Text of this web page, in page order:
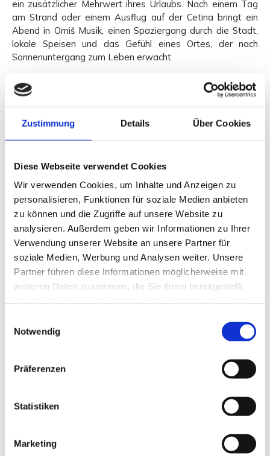
Zustimmung Details Über Cookies
Diese Webseite verwendet Cookies
Wir verwenden Cookies, um Inhalte und Anzeigen zu
personalisieren, Funktionen für soziale Medien anbieten
zu können und die Zugriffe auf unsere Website zu
analysieren. Außerdem geben wir Informationen zu Ihrer
Verwendung unserer Website an unsere Partner für
soziale Medien, Werbung und Analysen weiter. Unsere
Partner führen diese Informationen möglicherweise mit
weiteren Daten zusammen, die Sie ihnen bereitgestellt
Notwendig
Präferenzen
Statistiken
Marketing
ein zusätzlicher Mehrwert ihres Urlaubs. Nach einem Tag
am Strand oder einem Ausflug auf der Cetina bringt ein
Abend in Omiš Musik, einen Spaziergang durch die Stadt,
lokale Speisen und das Gefühl eines Ortes, der nach
Sonnenuntergang zum Leben erwacht.
Der Veranstaltungskalender ändert sich von Jahr zu Jahr,
doch die Atmosphäre bleibt dieselbe: Sommer, Stein, Meer,
Musik und eine Stadt, die ihre Tradition nicht formell
präsentiert, sondern sie mit Stolz feiert.